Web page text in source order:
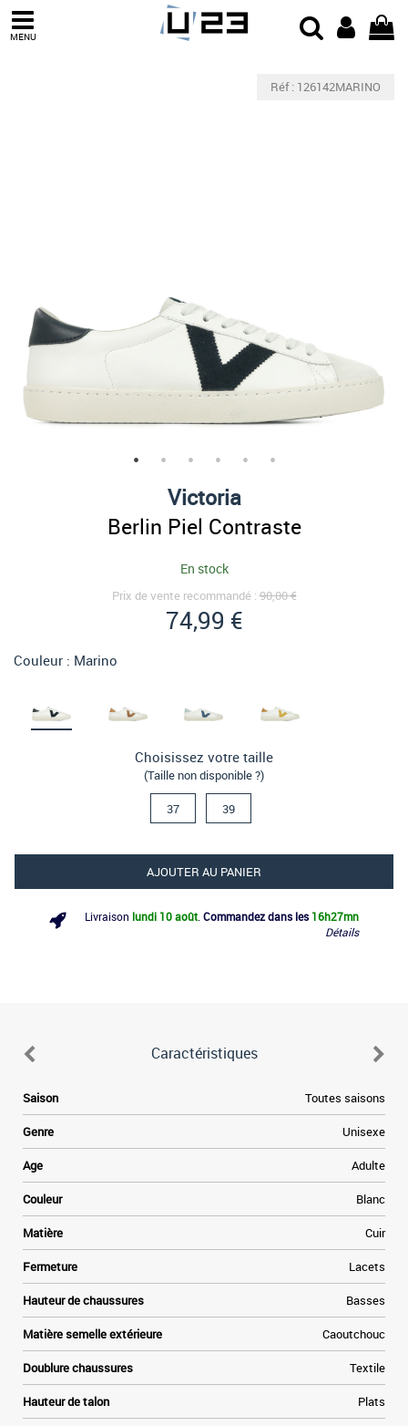
MENU
Réf : 126142MARINO
Victoria
Berlin Piel Contraste
En stock
Prix de vente recommandé :90,00 €
74,99 €
Couleur : Marino
Choisissez votre taille
(Taille non disponible ?)
37 39
AJOUTER AU PANIER
Livraison lundi 10 août Commandez dans les 16h27mn
Détails
Caractéristiques
Saison Toutes saisons
Genre Unisexe
Age Adulte
Couleur Blanc
Matière Cuir
Fermeture Lacets
Hauteur de chaussures Basses
Matière semelle extérieure Caoutchouc
Doublure chaussures Textile
Hauteur de talon Plats